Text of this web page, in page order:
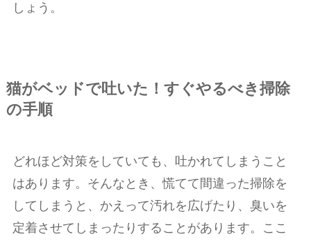
しょう。
猫がベッドで吐いた！すぐやるべき掃除
の手順
どれほど対策をしていても、吐かれてしまうこと
はあります。そんなとき、慌てて間違った掃除を
してしまうと、かえって汚れを広げたり、臭いを
定着させてしまったりすることがあります。ここ